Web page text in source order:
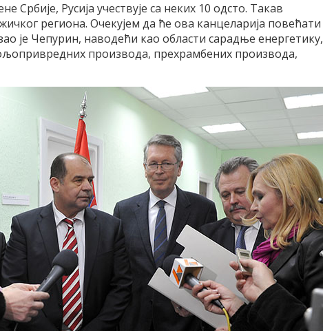
Србије, Русија учествује са неких 10 одсто. Такав
региона. Очекујем да ће ова канцеларија повећати
је Чепурин, наводећи као области сарадње енергетику,
производа, прехрамбених производа,